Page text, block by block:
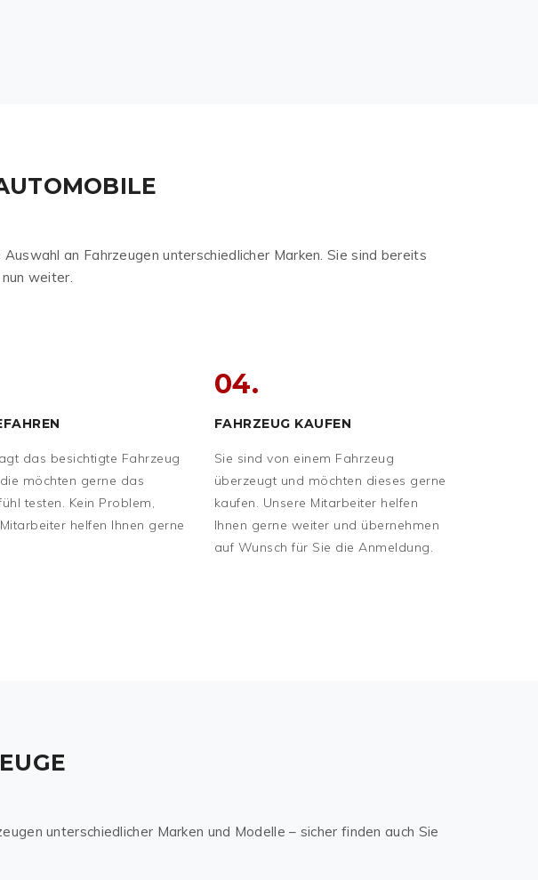
an Fahrzeugen unterschiedlicher Marken. Sie sind bereits
weiter.
das besichtigte Fahrzeug
möchten gerne das
testen. Kein Problem,
helfen Ihnen gerne
04.
FAHRZEUG KAUFEN
Sie sind von einem Fahrzeug
überzeugt und möchten dieses gerne
kaufen. Unsere Mitarbeiter helfen
Ihnen gerne weiter und übernehmen
auf Wunsch für Sie die Anmeldung.
unterschiedlicher Marken und Modelle – sicher finden auch Sie